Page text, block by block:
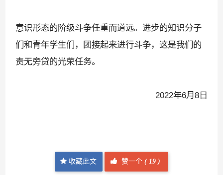
意识形态的阶级斗争任重而道远。进步的知识分子
们和青年学生们，团接起来进行斗争，这是我们的
责无旁贷的光荣任务。
2022年6月 8日
收藏此文 赞一个( 19 )